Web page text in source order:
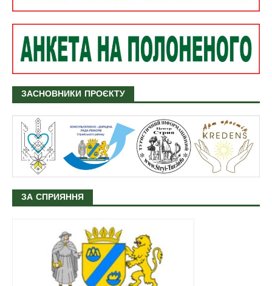
ЗАСНОВНИКИ ПРОЄКТУ
ЗА СПРИЯННЯ